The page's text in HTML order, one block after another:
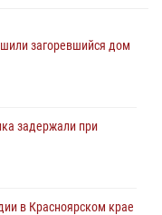
загоревшийся дом
задержали при
в Красноярском крае